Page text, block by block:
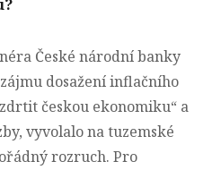
České národní banky
dosažení inflačního
českou ekonomiku“ a
vyvolalo na tuzemské
rozruch. Pro